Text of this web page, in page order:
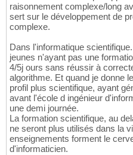
raisonnement complexe/long
sert sur le développement de
complexe.
Dans l'informatique
jeunes n'ayant pas une
4/5j ours sans réussir à
algorithme. Et quand je donne
profil plus scientifique, ayant
avant l'école d ingénieur
une demi journée.
La formation scientifique, au
ne seront plus utilisés dans la
enseignements forment le
d'informaticien.